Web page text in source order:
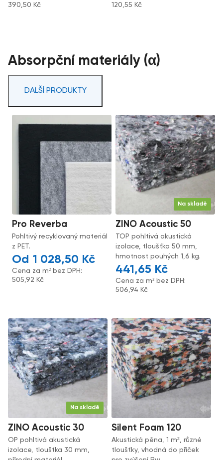
390,50 Kč
120,55 Kč
Absorpční materiály (α)
DALŠÍ PRODUKTY
Pro Reverba
Pohltivý recyklovaný materiál
z PET.
1 028,50 Kč
Cena za m² bez DPH:
505,92 Kč
Na skladě
ZINO Acoustic 50
TOP pohltivá akustická
izolace, tloušťka 50 mm,
hmotnost pouhých 1,6 kg.
441,65 Kč
Cena za m² bez DPH:
506,94 Kč
Na skladě
ZINO Acoustic 30
OP pohltivá akustická
izolace, tloušťka 30 mm,
Silent Foam 120
Akustická pěna, 1 m², různé
tloušťky, vhodná do příček